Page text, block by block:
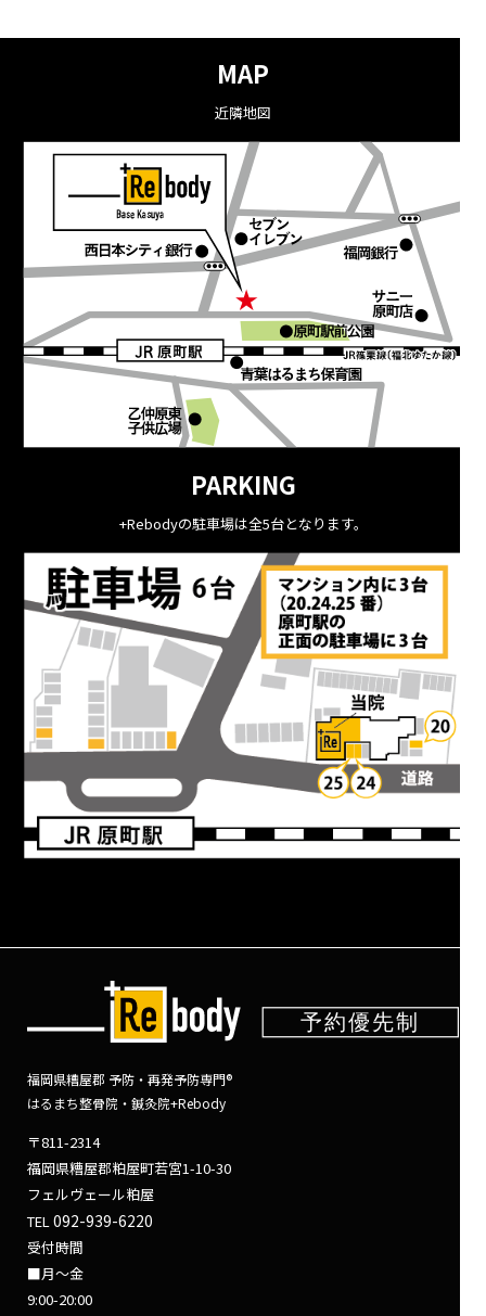
MAP
近隣地図
PARKING
+Rebodyの駐車場は全5台となります。
福岡県糟屋郡 予防・再発予防専門®
はるまち整骨院・鍼灸院+Rebody
〒811-2314
福岡県糟屋郡粕屋町若宮1-10-30
フェルヴェール粕屋
TEL092-939-6220
受付時間
■月～金
9:00-20:00